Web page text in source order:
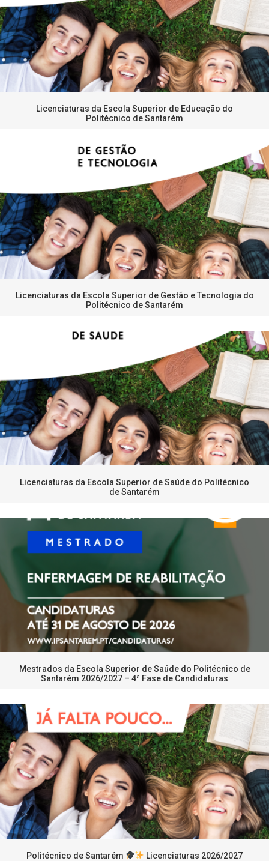
Licenciaturas da Escola Superior de Educação do
Politécnico de Santarém
Licenciaturas da Escola Superior de Gestão e Tecnologia do
Politécnico de Santarém
Licenciaturas da Escola Superior de Saúde do Politécnico
de Santarém
Mestrados da Escola Superior de Saúde do Politécnico de
Santarém 2026/2027 – 4ª Fase de Candidaturas
Politécnico de Santarém Licenciaturas 2026/2027